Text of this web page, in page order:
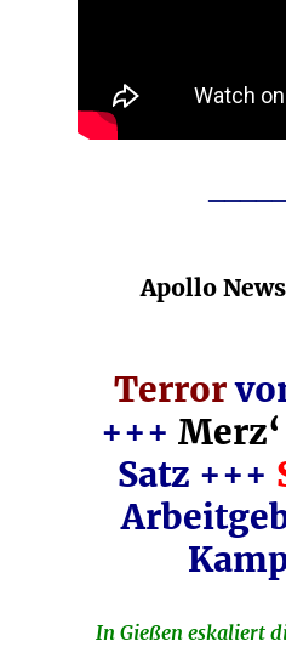
Apollo News
Terror
+++ Merz‘
Satz +++
In Gießen eskaliert